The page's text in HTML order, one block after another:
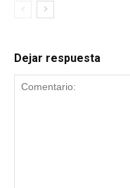
Dejar respuesta